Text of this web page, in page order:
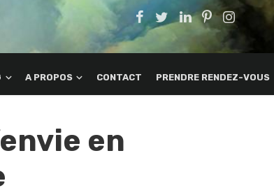
A PROPOS CONTACT PRENDRE RENDEZ-VOUS
en